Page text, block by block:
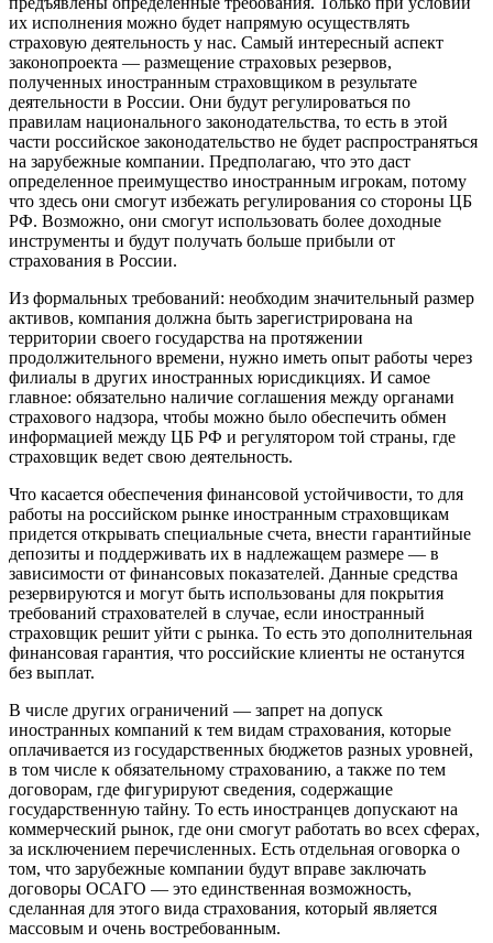
их исполнения можно будет напрямую осуществлять
страховую деятельность у нас. Самый интересный аспект
законопроекта — размещение страховых резервов,
полученных иностранным страховщиком в результате
деятельности в России. Они будут регулироваться по
правилам национального законодательства, то есть в этой
части российское законодательство не будет распространяться
на зарубежные компании. Предполагаю, что это даст
определенное преимущество иностранным игрокам, потому
что здесь они смогут избежать регулирования со стороны ЦБ
РФ. Возможно, они смогут использовать более доходные
инструменты и будут получать больше прибыли от
страхования в России.
Из формальных требований: необходим значительный размер
активов, компания должна быть зарегистрирована на
территории своего государства на протяжении
продолжительного времени, нужно иметь опыт работы через
филиалы в других иностранных юрисдикциях. И самое
главное: обязательно наличие соглашения между органами
страхового надзора, чтобы можно было обеспечить обмен
информацией между ЦБ РФ и регулятором той страны, где
страховщик ведет свою деятельность.
Что касается обеспечения финансовой устойчивости, то для
работы на российском рынке иностранным страховщикам
придется открывать специальные счета, внести гарантийные
депозиты и поддерживать их в надлежащем размере — в
зависимости от финансовых показателей. Данные средства
резервируются и могут быть использованы для покрытия
требований страхователей в случае, если иностранный
страховщик решит уйти с рынка. То есть это дополнительная
финансовая гарантия, что российские клиенты не останутся
без выплат.
В числе других ограничений — запрет на допуск
иностранных компаний к тем видам страхования, которые
оплачивается из государственных бюджетов разных уровней,
в том числе к обязательному страхованию, а также по тем
договорам, где фигурируют сведения, содержащие
государственную тайну. То есть иностранцев допускают на
коммерческий рынок, где они смогут работать во всех сферах,
за исключением перечисленных. Есть отдельная оговорка о
том, что зарубежные компании будут вправе заключать
договоры ОСАГО — это единственная возможность,
сделанная для этого вида страхования, который является
массовым и очень востребованным.